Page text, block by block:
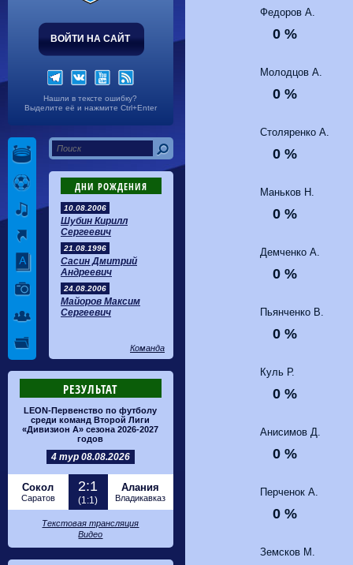
ВОЙТИ НА САЙТ
Нашли в тексте ошибку?
Выделите её и нажмите Ctrl+Enter
ДНИ РОЖДЕНИЯ
10.08.2006
Шубин Кирилл
Сергеевич
21.08.1996
Сасин Дмитрий
Андреевич
24.08.2006
Майоров Максим
Сергеевич
Команда
РЕЗУЛЬТАТ
LEON-Первенство по футболу
среди команд Второй Лиги
«Дивизион А» сезона 2026-2027
годов
4 тур 08.08.2026
Сокол
Саратов
2:1
(1:1)
Алания
Владикавказ
Текстовая трансляция
Видео
Федоров А.
0 %
Молодцов А.
0 %
Столяренко А.
0 %
Маньков Н.
0 %
Демченко А.
0 %
Пьянченко В.
0 %
Куль Р.
0 %
Анисимов Д.
0 %
Перченок А.
0 %
Земсков М.
0-1 Сибирь